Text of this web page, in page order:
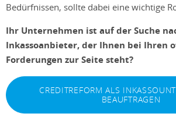
Bedürfnissen, sollte dabei eine wichtige
Ihr Unternehmen ist auf der Suche
Inkassoanbieter, der Ihnen bei Ihren
Forderungen zur Seite steht?
CREDITREFORM ALS
BEAUFTRAGEN